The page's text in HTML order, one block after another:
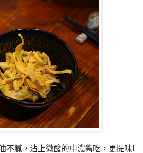
不膩，沾上微酸的中濃醬吃，更提味!